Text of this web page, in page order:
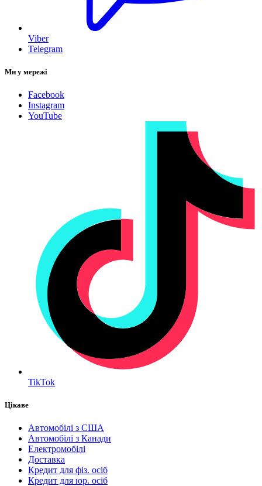
Viber
Telegram
Ми у мережі
Facebook
Instagram
YouTube
TikTok
Цікаве
Автомобілі з США
Автомобілі з Канади
Електромобілі
Доставка
Кредит для фіз. осіб
Кредит для юр. осіб